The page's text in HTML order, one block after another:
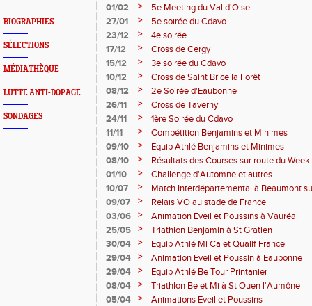
BIOGRAPHIES
SÉLECTIONS
MÉDIATHÈQUE
LUTTE ANTI-DOPAGE
SONDAGES
01/02
>
5e Meeting du Val d'Oise
27/01
>
5e soirée du Cdavo
23/12
>
4e soirée
17/12
>
Cross de Cergy
15/12
>
3e soirée du Cdavo
10/12
>
Cross de Saint Brice la Forêt
08/12
>
2e Soirée d'Eaubonne
26/11
>
Cross de Taverny
24/11
>
1ère Soirée du Cdavo
11/11
>
Compétition Benjamins et Minimes
09/10
>
Equip Athlé Benjamins et Minimes
08/10
>
Résultats des Courses sur route du Week
01/10
>
Challenge d'Automne et autres
10/07
>
Match Interdépartemental à Beaumont
09/07
>
Relais VO au stade de France
03/06
>
Animation Eveil et Poussins à Vauréal
25/05
>
Triathlon Benjamin à St Gratien
30/04
>
Equip Athlé Mi Ca et Qualif France
29/04
>
Animation Eveil et Poussin à Eaubonne
29/04
>
Equip Athlé Be Tour Printanier
08/04
>
Triathlon Be et Mi à St Ouen l'Aumône
05/04
>
Animations Eveil et Poussins